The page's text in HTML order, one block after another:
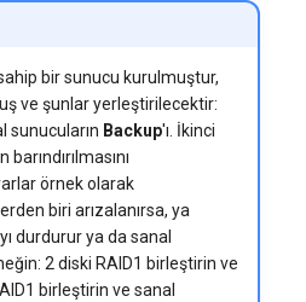
bir sunucu kurulmuştur,
ve şunlar yerleştirilecektir:
sunucuların Backup'ı. İkinci
örnek olarak
biri arızalanırsa, ya
durdurur ya da sanal
2 diski RAID1 birleştirin ve
birleştirin ve sanal